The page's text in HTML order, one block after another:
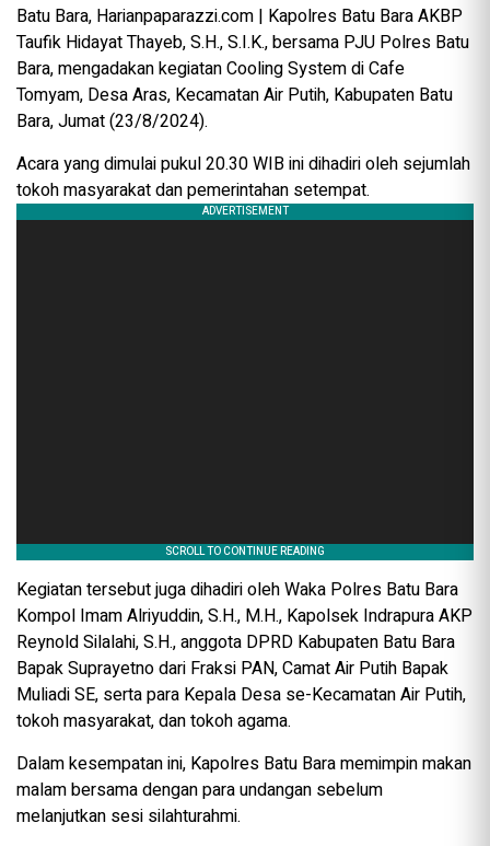
Batu Bara, Harianpaparazzi.com | Kapolres Batu Bara AKBP
Taufik Hidayat Thayeb, S.H., S.I.K., bersama PJU Polres Batu
Bara, mengadakan kegiatan Cooling System di Cafe
Tomyam, Desa Aras, Kecamatan Air Putih, Kabupaten Batu
Bara, Jumat (23/8/2024).
Acara yang dimulai pukul 20.30 WIB ini dihadiri oleh sejumlah
tokoh masyarakat dan pemerintahan setempat.
Kegiatan tersebut juga dihadiri oleh Waka Polres Batu Bara
Kompol Imam Alriyuddin, S.H., M.H., Kapolsek Indrapura AKP
Reynold Silalahi, S.H., anggota DPRD Kabupaten Batu Bara
Bapak Suprayetno dari Fraksi PAN, Camat Air Putih Bapak
Muliadi SE, serta para Kepala Desa se-Kecamatan Air Putih,
tokoh masyarakat, dan tokoh agama.
Dalam kesempatan ini, Kapolres Batu Bara memimpin makan
malam bersama dengan para undangan sebelum
melanjutkan sesi silahturahmi.